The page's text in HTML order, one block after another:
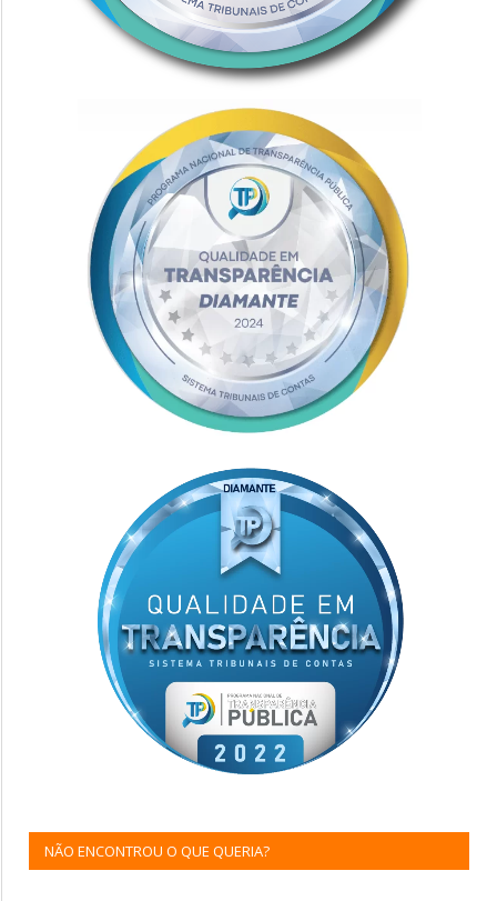
NÃO ENCONTROU O QUE QUERIA?